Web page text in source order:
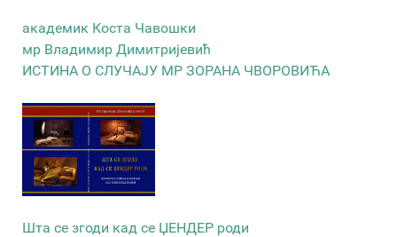
академик Коста Чавошки
мр Владимир Димитријевић
ИСТИНА О СЛУЧАЈУ МР ЗОРАНА ЧВОРОВИЋА
Шта се згоди кад се ЏЕНДЕР роди